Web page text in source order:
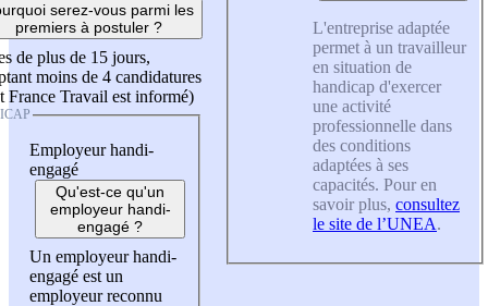
serez-vous parmi les
premiers à postuler ?
de plus de 15 jours,
moins de 4 candidatures
France Travail est informé)
Employeur handi-
engagé
Qu'est-ce qu'un
employeur handi-
engagé ?
Un employeur handi-
engagé est un
employeur reconnu
L'entreprise adaptée
permet à un travailleur
en situation de
handicap d'exercer
une activité
professionnelle dans
des conditions
adaptées à ses
capacités. Pour en
savoir plus, consultez
le site de l’UNEA.